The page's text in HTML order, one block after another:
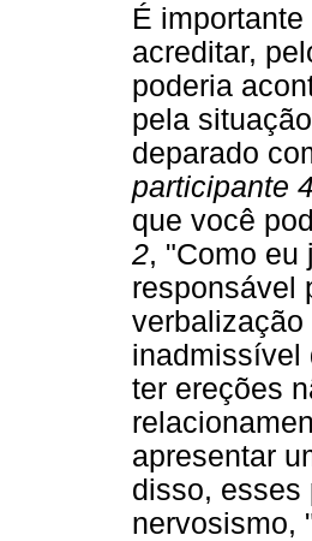
É
acreditar,
poderia
pela
deparado
participante 4
que você
2, "Como eu
responsável
inadmissível
ter ereções
apresentar
disso, esses
nervosismo,